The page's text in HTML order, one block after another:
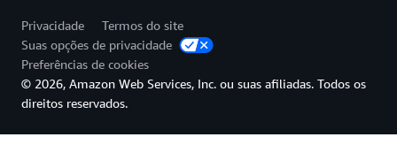
Privacidade
Termos do site
Suas opções de privacidade
Preferências de cookies
© 2026, Amazon Web Services, Inc. ou suas afiliadas. Todos os
direitos reservados.